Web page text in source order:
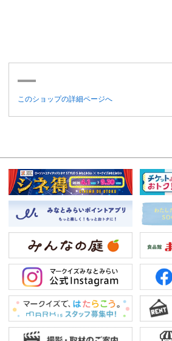
このショップの詳細ページへ